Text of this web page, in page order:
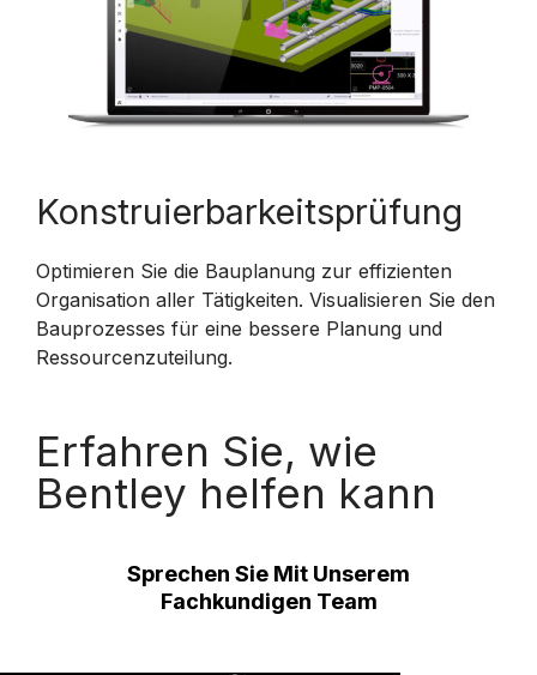
Konstruierbarkeitsprüfung
Optimieren Sie die Bauplanung zur effizienten
Organisation aller Tätigkeiten. Visualisieren Sie den
Bauprozesses für eine bessere Planung und
Ressourcenzuteilung.
Erfahren Sie, wie
Bentley helfen kann
Sprechen Sie Mit Unserem
Fachkundigen Team